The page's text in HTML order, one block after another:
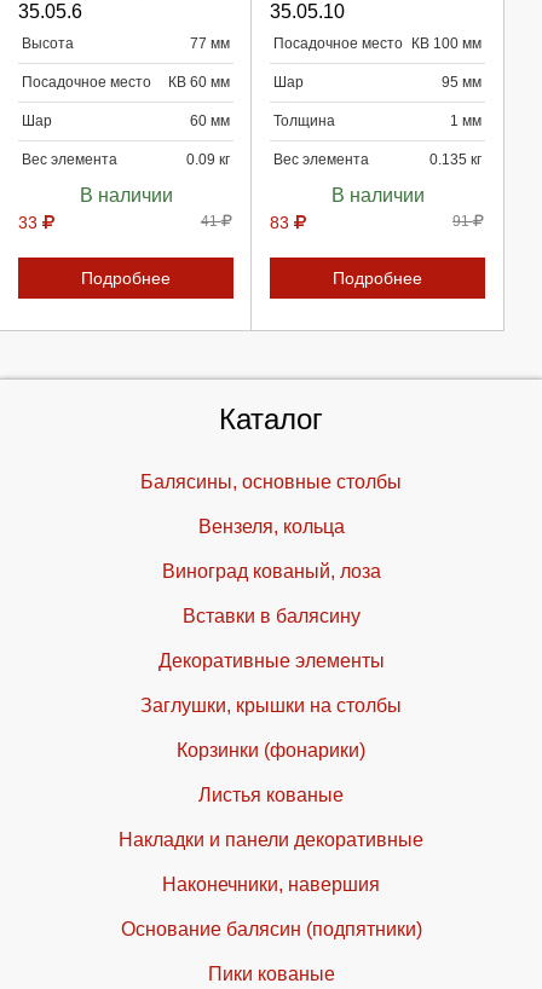
35.05.6
Высота 77 мм
Посадочное место КВ 60 мм
Шар 60 мм
Вес элемента 0.09 кг
В наличии
33 41
Подробнее
Отмена
35.05.10
Посадочное место КВ 100 мм
Шар 95 мм
Толщина 1 мм
Вес элемента 0.135 кг
В наличии
83 91
Подробнее
Продолжить
Отмена
Каталог
Балясины, основные столбы
Вензеля, кольца
Виноград кованый, лоза
Вставки в балясину
Декоративные элементы
Заглушки, крышки на столбы
Корзинки (фонарики)
Листья кованые
Накладки и панели декоративные
Наконечники, навершия
Основание балясин (подпятники)
Пики кованые